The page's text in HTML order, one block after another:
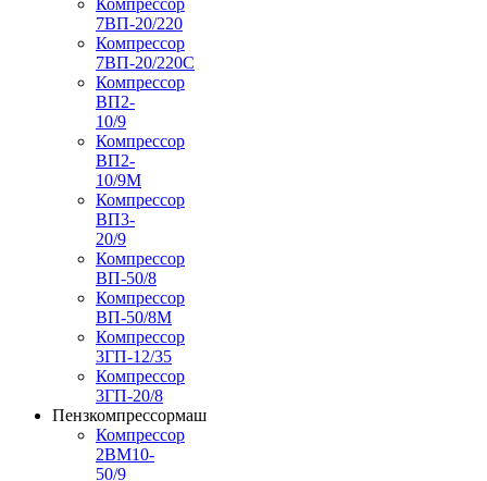
Компрессор
7ВП-20/220
Компрессор
7ВП-20/220С
Компрессор
ВП2-
10/9
Компрессор
ВП2-
10/9М
Компрессор
ВП3-
20/9
Компрессор
ВП-50/8
Компрессор
ВП-50/8М
Компрессор
3ГП-12/35
Компрессор
3ГП-20/8
Пензкомпрессормаш
Компрессор
2ВМ10-
50/9